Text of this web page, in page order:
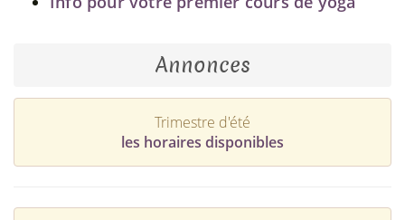
Annonces
Trimestre d'été
les horaires disponibles